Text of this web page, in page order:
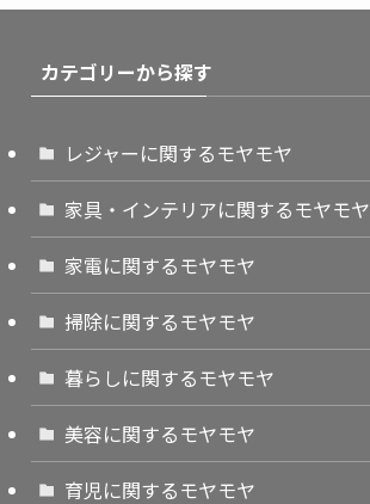
カテゴリーから探す
レジャーに関するモヤモヤ
家具・インテリアに関するモヤモヤ
家電に関するモヤモヤ
掃除に関するモヤモヤ
暮らしに関するモヤモヤ
美容に関するモヤモヤ
育児に関するモヤモヤ